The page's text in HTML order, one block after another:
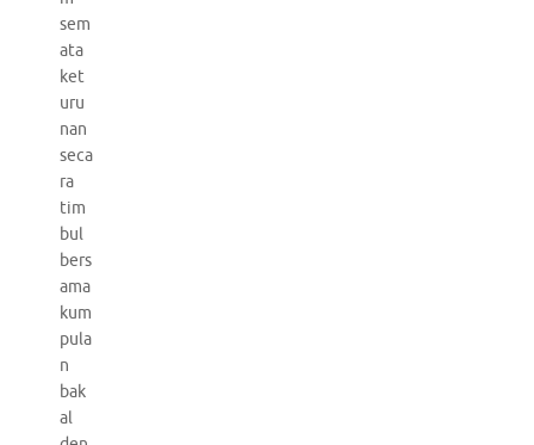
sem
ata
ket
uru
nan
seca
ra
tim
bul
bers
ama
kum
pula
n
bak
al